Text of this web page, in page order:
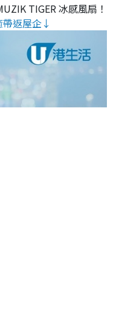
TIGER 冰感風扇！
返屋企↓